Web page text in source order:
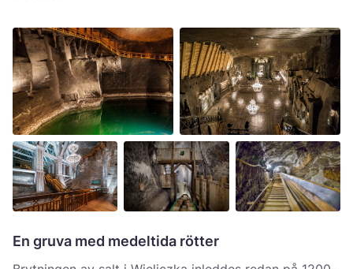
En gruva med medeltida rötter